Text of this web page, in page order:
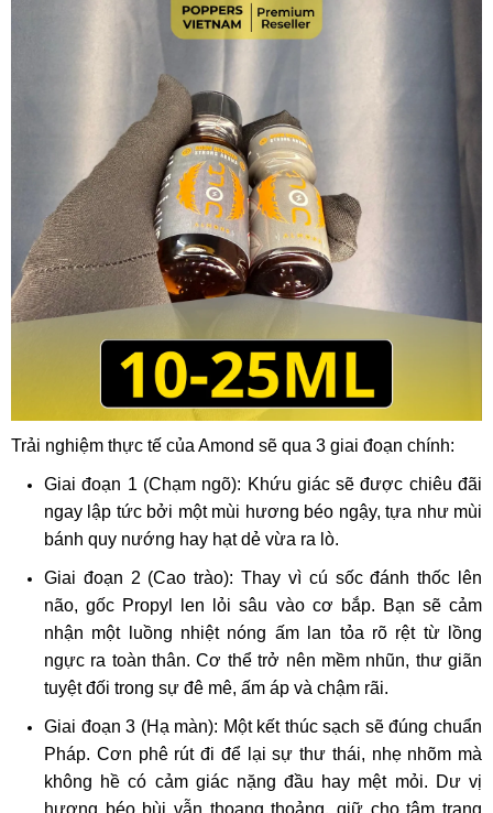
Trải nghiệm thực tế của Amond sẽ qua 3 giai đoạn chính:
Giai đoạn 1 (Chạm ngõ): Khứu giác sẽ được chiêu đãi
ngay lập tức bởi một mùi hương béo ngậy, tựa như mùi
bánh quy nướng hay hạt dẻ vừa ra lò.
Giai đoạn 2 (Cao trào): Thay vì cú sốc đánh thốc lên
não, gốc Propyl len lỏi sâu vào cơ bắp. Bạn sẽ cảm
nhận một luồng nhiệt nóng ấm lan tỏa rõ rệt từ lồng
ngực ra toàn thân. Cơ thể trở nên mềm nhũn, thư giãn
tuyệt đối trong sự đê mê, ấm áp và chậm rãi.
Giai đoạn 3 (Hạ màn): Một kết thúc sạch sẽ đúng chuẩn
Pháp. Cơn phê rút đi để lại sự thư thái, nhẹ nhõm mà
không hề có cảm giác nặng đầu hay mệt mỏi. Dư vị
hương béo bùi vẫn thoang thoảng, giữ cho tâm trạng